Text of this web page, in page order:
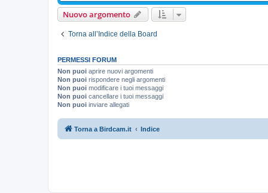
Nuovo argomento
Torna all’Indice della Board
PERMESSI FORUM
Non puoi aprire nuovi argomenti
Non puoi rispondere negli argomenti
Non puoi modificare i tuoi messaggi
Non puoi cancellare i tuoi messaggi
Non puoi inviare allegati
Torna a Birdcam.it Indice